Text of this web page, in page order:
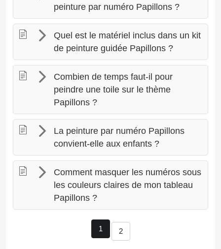
peinture par numéro Papillons ?
Quel est le matériel inclus dans un kit
de peinture guidée Papillons ?
Combien de temps faut-il pour
peindre une toile sur le thème
Papillons ?
La peinture par numéro Papillons
convient-elle aux enfants ?
Comment masquer les numéros sous
les couleurs claires de mon tableau
Papillons ?
1 2